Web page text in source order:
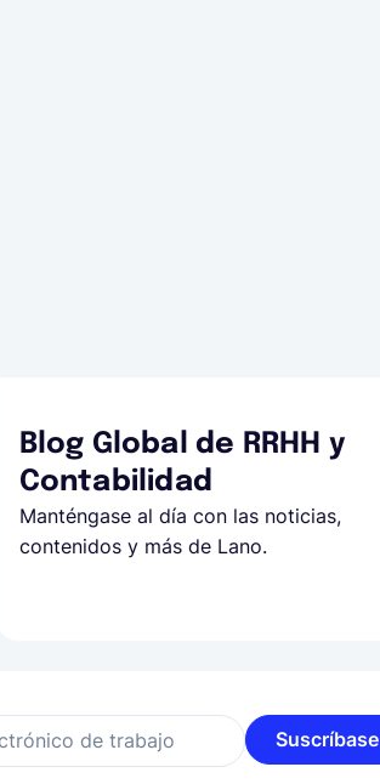
Blog Global de RRHH y
Contabilidad
Manténgase al día con las noticias,
contenidos y más de Lano.
de trabajo Suscríbase